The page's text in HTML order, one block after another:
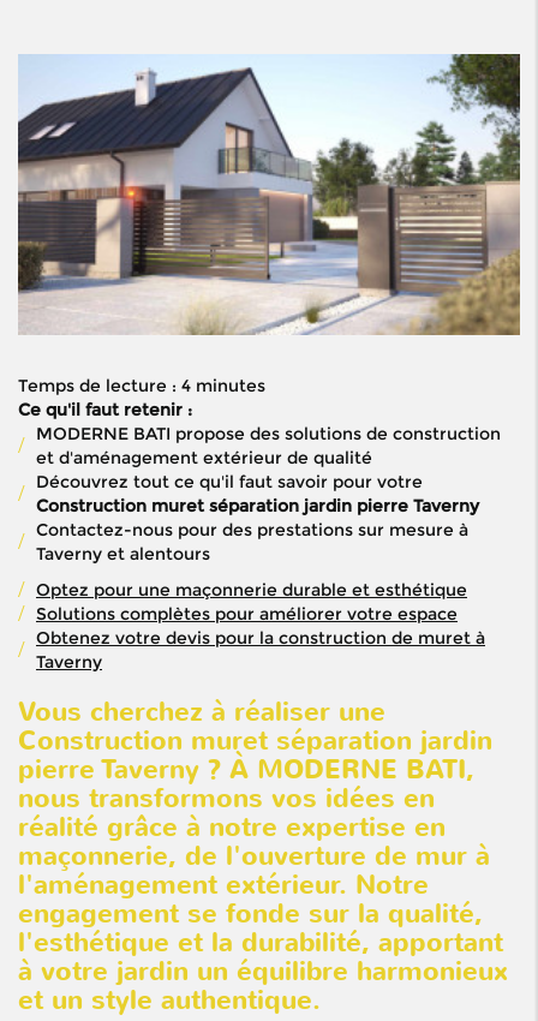
Temps de lecture : 4 minutes
Ce qu'il faut retenir :
MODERNE BATI propose des solutions de construction
et d'aménagement extérieur de qualité
Découvrez tout ce qu'il faut savoir pour votre
Construction muret séparation jardin pierre Taverny
Contactez-nous pour des prestations sur mesure à
Taverny et alentours
Optez pour une maçonnerie durable et esthétique
Solutions complètes pour améliorer votre espace
Obtenez votre devis pour la construction de muret à
Taverny
Vous cherchez à réaliser une
Construction muret séparation jardin
pierre Taverny ? À MODERNE BATI,
nous transformons vos idées en
réalité grâce à notre expertise en
maçonnerie, de l'ouverture de mur à
l'aménagement extérieur. Notre
engagement se fonde sur la qualité,
l'esthétique et la durabilité, apportant
à votre jardin un équilibre harmonieux
et un style authentique.